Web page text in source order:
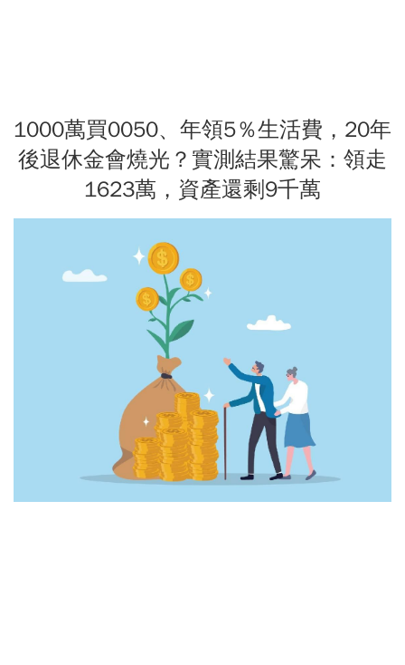
1000萬買0050、年領5％生活費，20年
後退休金會燒光？實測結果驚呆：領走
1623萬，資產還剩9千萬